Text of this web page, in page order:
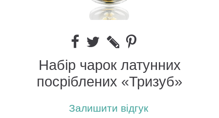
Набір чарок латунних
посріблених «Тризуб»
Залишити відгук